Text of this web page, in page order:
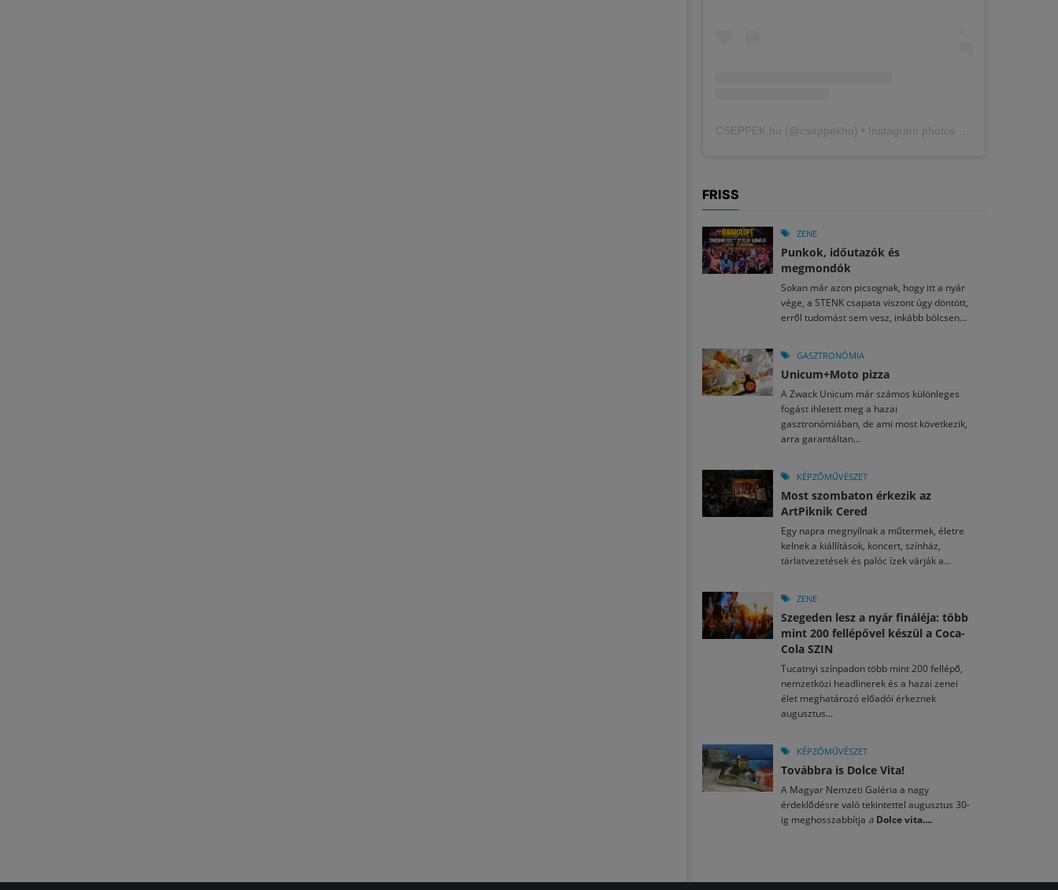
CSEPPEK.hu (@cseppekhu ) • Instagram photos and videos
FRISS
ZENE
Punkok, időutazók és
megmondók
Sokan már azon picsognak, hogy itt a nyár
vége, a STENK csapata viszont úgy döntött,
erről tudomást sem vesz, inkább bölcsen...
GASZTRONÓMIA
Unicum+Moto pizza
A Zwack Unicum már számos különleges
fogást ihletett meg a hazai
gasztronómiában, de ami most következik,
arra garantáltan...
KÉPZŐMŰVÉSZET
Most szombaton érkezik az
ArtPiknik Cered
Egy napra megnyílnak a műtermek, életre
kelnek a kiállítások, koncert, színház,
tárlatvezetések és palóc ízek várják a...
ZENE
Szegeden lesz a nyár fináléja: több
mint 200 fellépővel készül a Coca-
Cola SZIN
Tucatnyi színpadon több mint 200 fellépő,
nemzetközi headlinerek és a hazai zenei
élet meghatározó előadói érkeznek
augusztus...
KÉPZŐMŰVÉSZET
Továbbra is Dolce Vita!
A Magyar Nemzeti Galéria a nagy
érdeklődésre való tekintettel augusztus 30-
ig meghosszabbítja a Dolce vita....